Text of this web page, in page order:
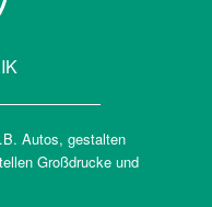
Autos, gestalten
Großdrucke und